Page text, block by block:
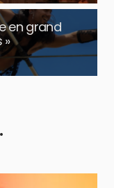
en grand
»